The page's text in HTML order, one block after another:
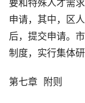
要和特殊人才需
申请，其中，区
后，提交申请。
制度，实行集体研
第七章 附则